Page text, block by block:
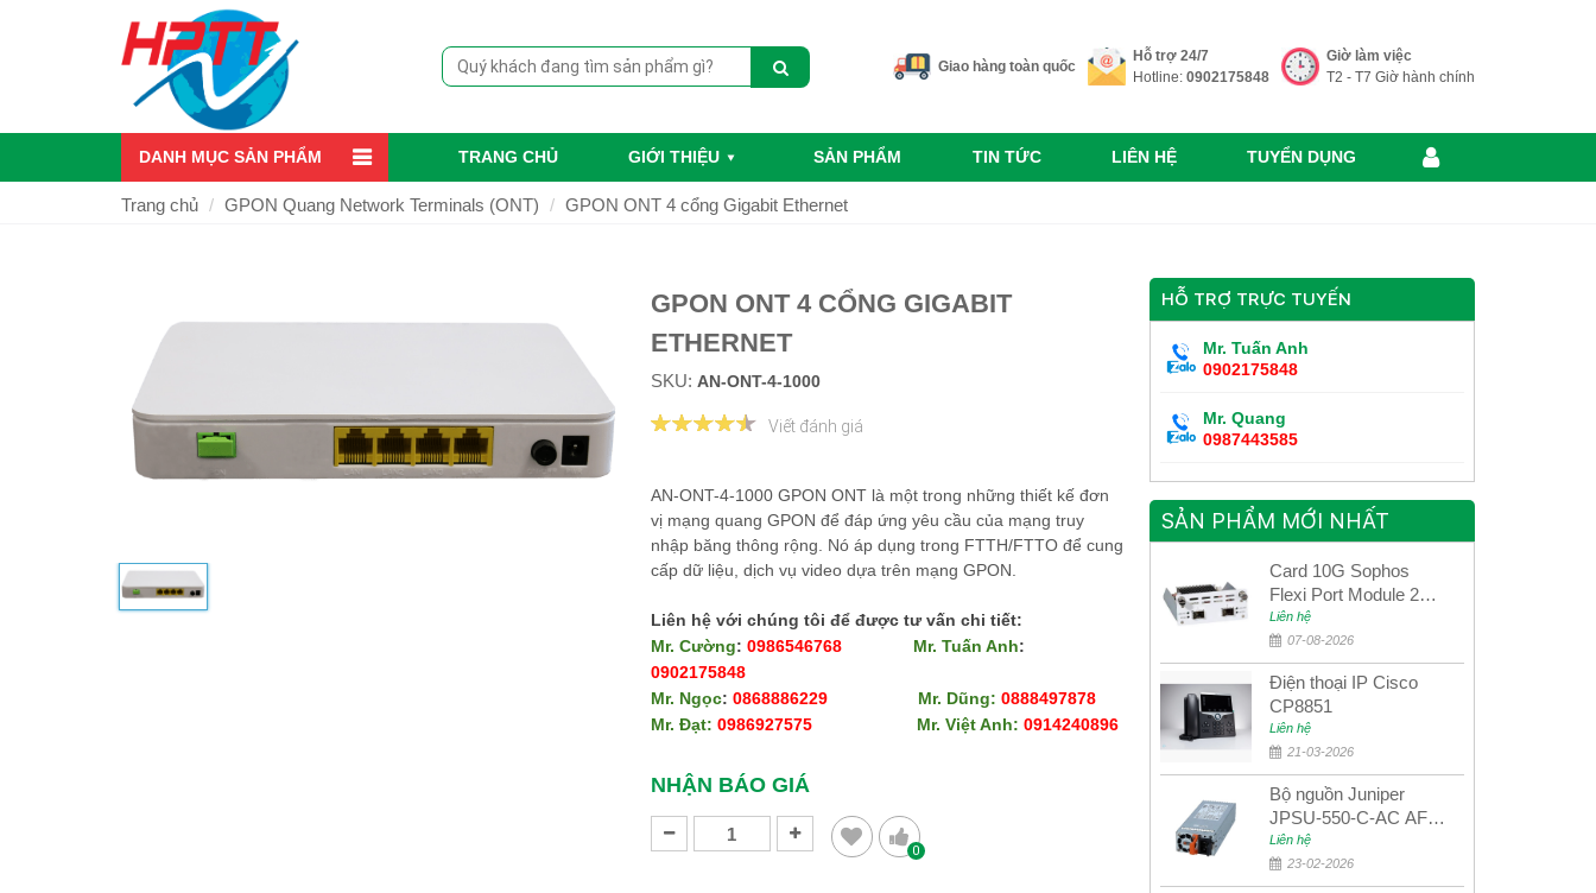
Giao hàng toàn quốc
Hỗ trợ 24/7
Hotline: 0902175848
Giờ làm việc
T2 - T7 Giờ hành chính
DANH MỤC SẢN PHẨM TRANG CHỦ GIỚI THIỆU SẢN PHẨM TIN TỨC LIÊN HỆ TUYỂN DỤNG
Trang chủ GPON Quang Network Terminals (ONT) GPON ONT 4 cổng Gigabit Ethernet
GPON ONT 4 CỔNG GIGABIT
ETHERNET
SKU: AN-ONT-4-1000
Viết đánh giá
AN-ONT-4-1000 GPON ONT là một trong những thiết kế đơn
vị mạng quang GPON để đáp ứng yêu cầu của mạng truy
nhập băng thông rộng. Nó áp dụng trong FTTH/FTTO để cung
cấp dữ liệu, dịch vụ video dựa trên mạng GPON.
Liên hệ với chúng tôi để được tư vấn chi tiết:
Mr. Cường: 0986546768 Mr. Tuấn Anh:
0902175848
Mr. Ngọc: 0868886229 Mr. Dũng: 0888497878
Mr. Đạt: 0986927575 Mr. Việt Anh: 0914240896​​​​​​​
NHẬN BÁO GIÁ
0
HỖ TRỢ TRỰC TUYẾN
Mr. Tuấn Anh
0902175848
Mr. Quang
0987443585
SẢN PHẨM MỚI NHẤT
Card 10G Sophos
Flexi Port Module 2
port 10GbE SFP+
SGMOD2F2PUR
2port 10GbE SFP+
Liên hệ
07-08-2026
Điện thoại IP Cisco
CP8851
Liên hệ
21-03-2026
Bộ nguồn Juniper
JPSU-550-C-AC AFO
nguồn AC công suất
550W dùng cho dòng
Liên hệ
23-02-2026